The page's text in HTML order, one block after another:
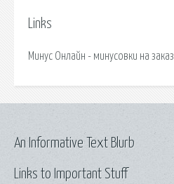
Links
Минус Онлайн - минусовки на заказ.
Links to Important Stuff
An Informative Text Blurb